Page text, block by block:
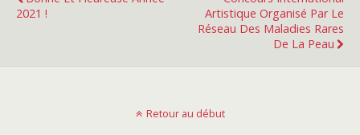
2021 !
Artistique Organisé Par Le
Réseau Des Maladies Rares
De La Peau
Retour au début